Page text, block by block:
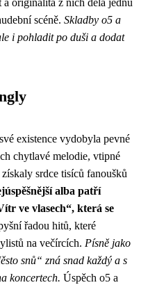
originalita z nich dělá jednu
scéně. Skladby o5 a
i pohladit po duši a dodat
existence vydobyla pevné
chytlavé melodie, vtipné
srdce tisíců fanoušků
alba patří
ve vlasech“, která se
řadou hitů, které
na večírcích. Písně jako
snů“ zná snad každý a s
koncertech. Úspěch o5 a